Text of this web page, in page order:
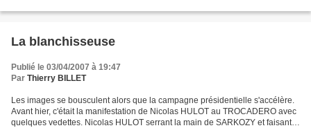
La blanchisseuse
Publié le 03/04/2007 à 19:47
Par Thierry BILLET
Les images se bousculent alors que la campagne présidentielle s'accélère.
Avant hier, c'était la manifestation de Nicolas HULOT au TROCADERO avec
quelques vedettes. Nicolas HULOT serrant la main de SARKOZY et faisant